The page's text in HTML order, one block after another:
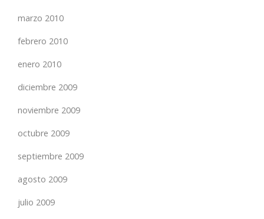
marzo 2010
febrero 2010
enero 2010
diciembre 2009
noviembre 2009
octubre 2009
septiembre 2009
agosto 2009
julio 2009